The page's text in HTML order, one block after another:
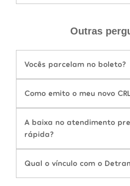
Outras
Vocês parcelam no boleto?
Como emito o meu novo
A baixa no atendimento
rápida?
Qual o vínculo com o